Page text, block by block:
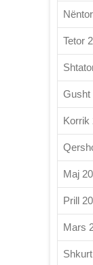
Tetor
Gusht
Korrik
Maj
Prill
Mars